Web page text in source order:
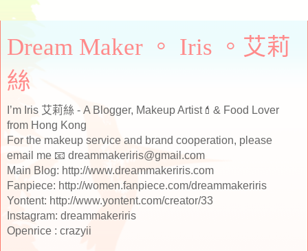
Dream Maker 。 Iris 。艾莉
絲
I’m Iris 艾莉絲 - A Blogger, Makeup Artist💄& Food Lover
from Hong Kong
For the makeup service and brand cooperation, please
email me 📧 dreammakeriris@gmail.com
Main Blog: http://www.dreammakeriris.com
Fanpiece: http://women.fanpiece.com/dreammakeriris
Yontent: http://www.yontent.com/creator/33
Instagram: dreammakeriris
Openrice : crazyii